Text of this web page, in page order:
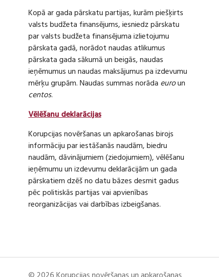
Kopā ar gada pārskatu partijas, kurām piešķirts
valsts budžeta finansējums, iesniedz pārskatu
par valsts budžeta finansējuma izlietojumu
pārskata gadā, norādot naudas atlikumus
pārskata gada sākumā un beigās, naudas
ieņēmumus un naudas maksājumus pa izdevumu
mērķu grupām. Naudas summas norāda euroun
centos.
Vēlēšanu deklarācijas
Korupcijas novēršanas un apkarošanas birojs
informāciju par iestāšanās naudām, biedru
naudām, dāvinājumiem (ziedojumiem), vēlēšanu
ieņēmumu un izdevumu deklarācijām un gada
pārskatiem dzēš no datu bāzes desmit gadus
pēc politiskās partijas vai apvienības
reorganizācijas vai darbības izbeigšanas.